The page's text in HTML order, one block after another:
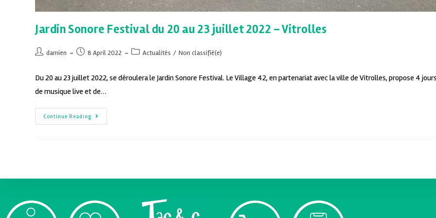
Jardin Sonore Festival du 20 au 23 juillet 2022 – Vitrolles
damien 8 April 2022 Actualités / Non classifié(e)
Du 20 au 23 juillet 2022, se déroulera le Jardin Sonore Festival. Le Village 42, en partenariat avec la ville de Vitrolles, propose 4
de musique live et de…
Continue Reading